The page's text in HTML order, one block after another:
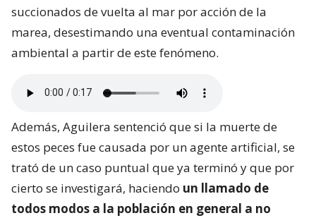
succionados de vuelta al mar por acción de la
marea, desestimando una eventual contaminación
ambiental a partir de este fenómeno.
Además, Aguilera sentenció que si la muerte de
estos peces fue causada por un agente artificial, se
trató de un caso puntual que ya terminó y que por
cierto se investigará, haciendo un llamado de
todos modos a la población en general a no